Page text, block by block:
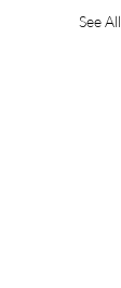
See All